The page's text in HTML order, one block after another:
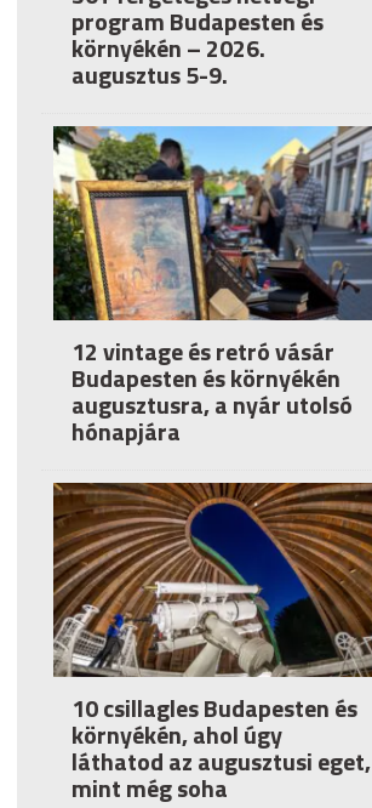
program Budapesten és
környékén – 2026.
augusztus 5-9.
12 vintage és retró vásár
Budapesten és környékén
augusztusra, a nyár utolsó
hónapjára
10 csillagles Budapesten és
környékén, ahol úgy
láthatod az augusztusi eget,
mint még soha